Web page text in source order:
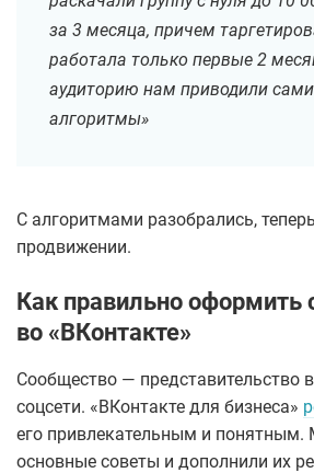
за 3 месяца, причем
работала только первые 2
аудиторию нам приводили
алгоритмы»
С алгоритмами разобрались,
продвижении.
Как правильно оформить
во «ВКонтакте»
Сообщество — представительство
соцсети. «ВКонтакте для бизнеса»
его привлекательным и понятным.
основные советы и дополнили их